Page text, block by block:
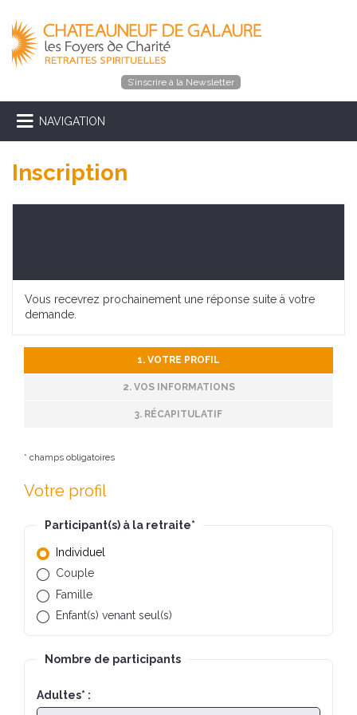
S’inscrire à la Newsletter
NAVIGATION
Inscription
Vous recevrez prochainement une réponse suite à votre
demande.
1. VOTRE PROFIL
2. VOS INFORMATIONS
3. RÉCAPITULATIF
* champs obligatoires
Votre profil
Participant(s) à la retraite*
Individuel
Couple
Famille
Enfant(s) venant seul(s)
Nombre de participants
Adultes* :